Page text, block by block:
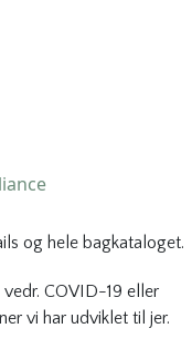
og hele bagkataloget.
COVID-19 eller
vi har udviklet til jer.